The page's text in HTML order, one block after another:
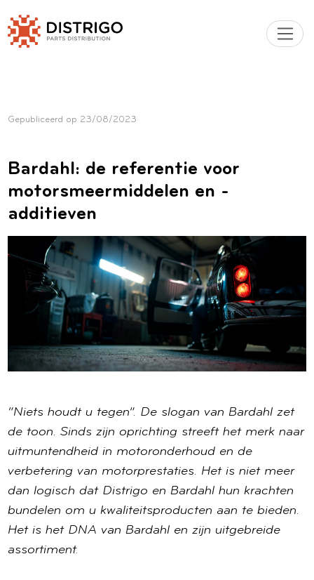
Gepubliceerd op 23/08/2023
Bardahl: de referentie voor
motorsmeermiddelen en -
additieven
“Niets houdt u tegen”. De slogan van Bardahl zet
de toon. Sinds zijn oprichting streeft het merk naar
uitmuntendheid in motoronderhoud en de
verbetering van motorprestaties. Het is niet meer
dan logisch dat Distrigo en Bardahl hun krachten
bundelen om u kwaliteitsproducten aan te bieden.
Het is het DNA van Bardahl en zijn uitgebreide
assortiment.